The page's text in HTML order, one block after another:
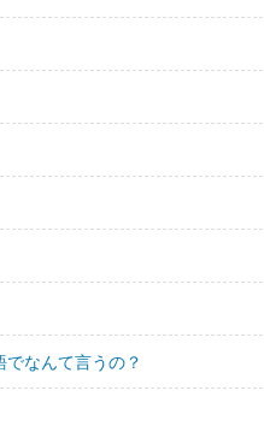
なんて言うの？